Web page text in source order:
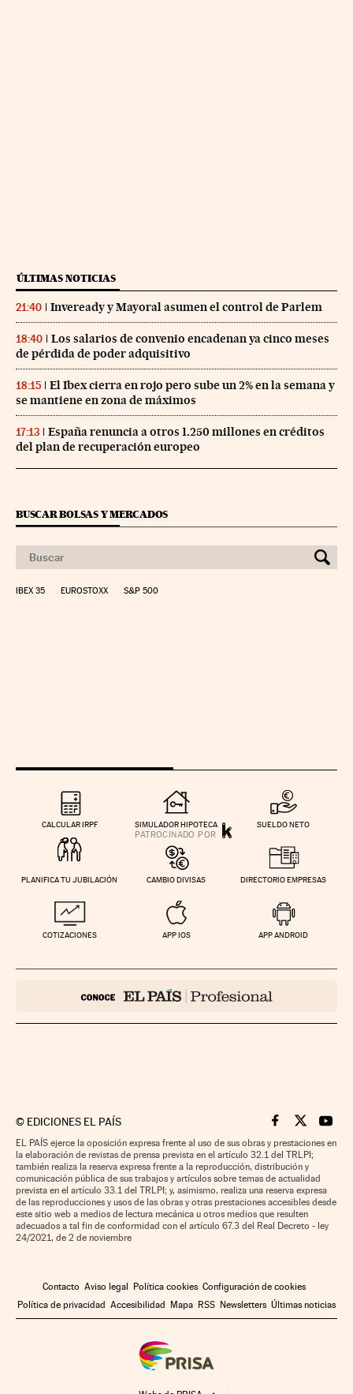
ÚLTIMAS NOTICIAS
21:40 Inveready y Mayoral asumen el control de Parlem
18:40
Los salarios de convenio encadenan ya cinco meses
de pérdida de poder adquisitivo
18:15
El Ibex cierra en rojo pero sube un 2% en la semana y
se mantiene en zona de máximos
17:13
España renuncia a otros 1.250 millones en créditos
del plan de recuperación europeo
BUSCAR BOLSAS Y MERCADOS
IBEX 35 EUROSTOXX S&P 500
CALCULAR IRPF SIMULADOR HIPOTECA SUELDO NETO
PLANIFICA TU JUBILACIÓN CAMBIO DIVISAS DIRECTORIO EMPRESAS
COTIZACIONES APP IOS APP ANDROID
© EDICIONES EL PAÍS Cinco Días en
Cinco Días
Cinco
EL PAÍS ejerce la oposición expresa frente al uso de sus obras y prestaciones en
la elaboración de revistas de prensa prevista en el artículo 32.1 del TRLPI;
también realiza la reserva expresa frente a la reproducción, distribución y
comunicación pública de sus trabajos y artículos sobre temas de actualidad
prevista en el artículo 33.1 del TRLPI; y, asimismo, realiza una reserva expresa
de las reproducciones y usos de las obras y otras prestaciones accesibles desde
este sitio web a medios de lectura mecánica u otros medios que resulten
adecuados a tal fin de conformidad con el artículo 67.3 del Real Decreto - ley
24/2021, de 2 de noviembre
Contacto Aviso legal Política cookies Configuración de cookies
Política de privacidad Accesibilidad Mapa RSS Newsletters Últimas noticias